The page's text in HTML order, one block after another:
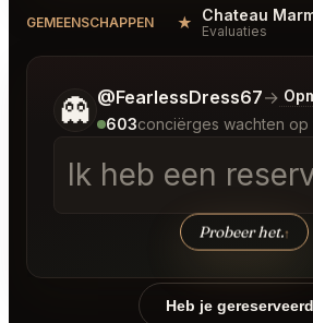
GEMEENSCHAPPEN ★ Evaluaties
👻 @FearlessDress67→
603conciërges wachten
Ik heb een
Probeer het.↑
Vertel me wat je wilt.
Heb je